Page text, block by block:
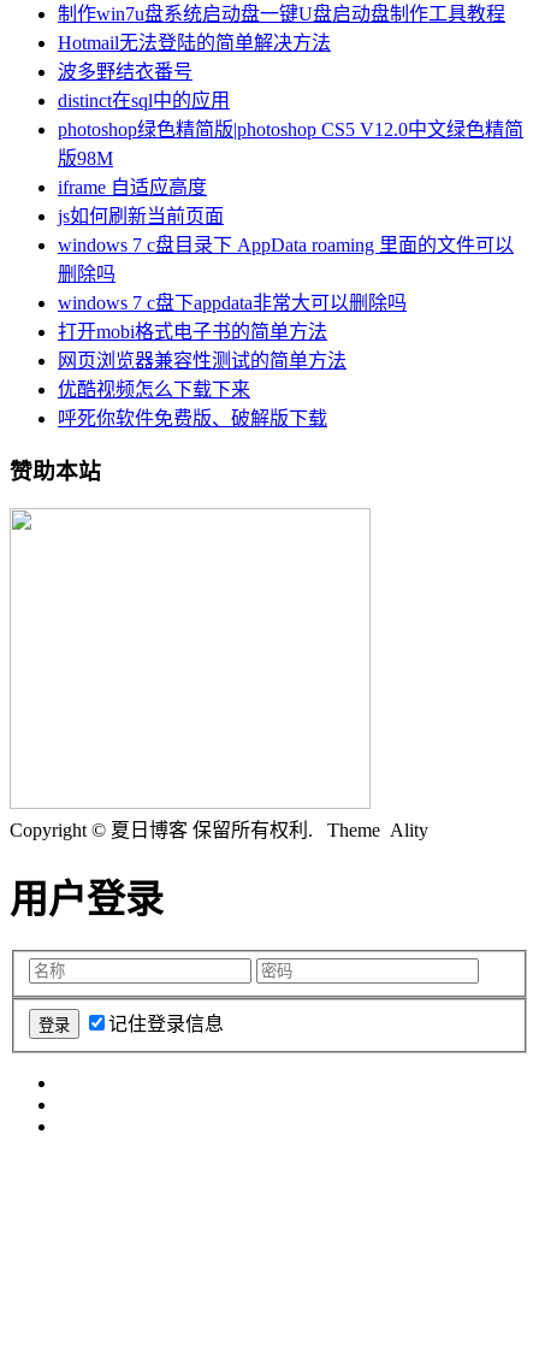
制作win7u盘系统启动盘一键U盘启动盘制作工具教程
Hotmail无法登陆的简单解决方法
波多野结衣番号
distinct在sql中的应用
photoshop绿色精简版|photoshop CS5 V12.0中文绿色精简
版98M
iframe 自适应高度
js如何刷新当前页面
windows 7 c盘目录下 AppData roaming 里面的文件可以
删除吗
windows 7 c盘下appdata非常大可以删除吗
打开mobi格式电子书的简单方法
网页浏览器兼容性测试的简单方法
优酷视频怎么下载下来
呼死你软件免费版、破解版下载
赞助本站
Copyright © 夏日博客 保留所有权利. Theme Ality
用户登录
记住登录信息